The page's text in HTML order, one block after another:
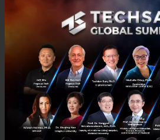
แอน จักรพงษ์ แห่ง JKN หนุน Soft
ไทย กับเจ้าแม่ CONTENT ระดับโลก
JKN ถือเป็นบริษัทจัดจำหน่ายไทยที่เป็นผู้นำ
สายตาชาวโลก มาฟังแนวคิดการปั้นธุรกิจใ